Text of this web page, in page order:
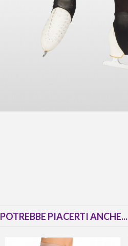
POTREBBE PIACERTI ANCHE...